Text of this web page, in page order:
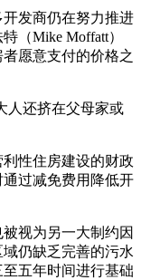
发商仍在努力推进
（Mike Moffatt）
愿意支付的价格之
人还挤在父母家或
性住房建设的财政
过减免费用降低开
视为另一大制约因
仍缺乏完善的污水
五年时间进行基础